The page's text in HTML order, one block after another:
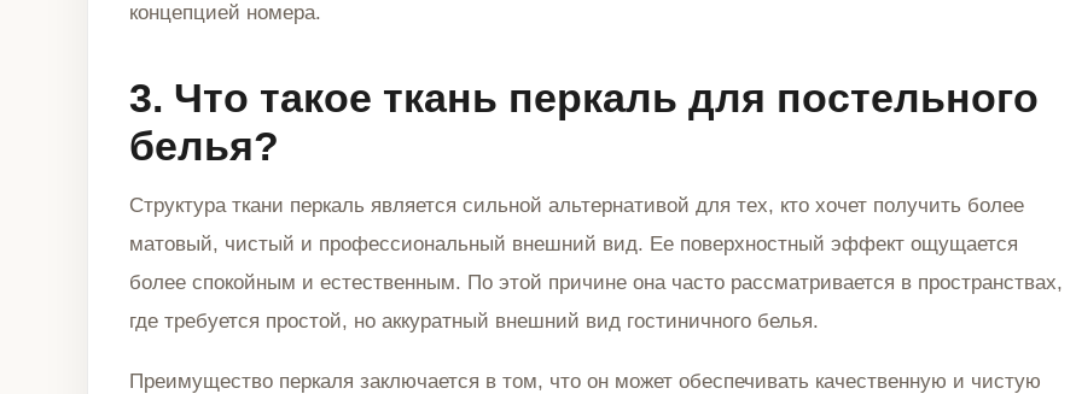
концепцией номера.
3. Что такое ткань перкаль для постельного
белья?
Структура ткани перкаль является сильной альтернативой для тех, кто хочет получить более
матовый, чистый и профессиональный внешний вид. Ее поверхностный эффект ощущается
более спокойным и естественным. По этой причине она часто рассматривается в пространствах,
где требуется простой, но аккуратный внешний вид гостиничного белья.
Преимущество перкаля заключается в том, что он может обеспечивать качественную и чистую